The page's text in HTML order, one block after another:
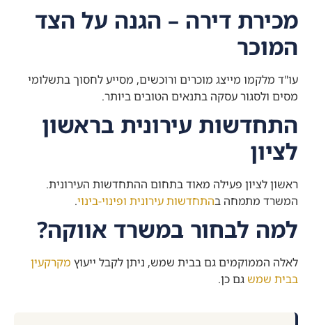
מכירת דירה – הגנה על הצד
המוכר
עו"ד מלקמו מייצג מוכרים ורוכשים, מסייע לחסוך בתשלומי
מסים ולסגור עסקה בתנאים הטובים ביותר.
התחדשות עירונית בראשון
לציון
ראשון לציון פעילה מאוד בתחום ההתחדשות העירונית.
המשרד מתמחה בהתחדשות עירונית ופינוי-בינוי.
למה לבחור במשרד אווקה?
לאלה הממוקמים גם בבית שמש, ניתן לקבל ייעוץ מקרקעין
בבית שמש גם כן.